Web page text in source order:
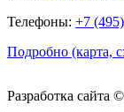
Телефоны: +7
Подробно (карта,
Разработка сайта ©